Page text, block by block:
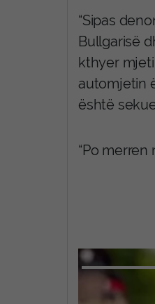
“Sipas
Bullgarisë
kthyer
automjetin
është
“Po merren